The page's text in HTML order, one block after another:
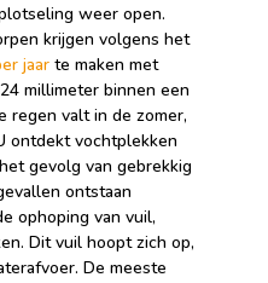
weer open.
krijgen volgens het
jaar te maken met
millimeter binnen een
regen valt in de zomer,
ontdekt vochtplekken
gevolg van gebrekkig
ontstaan
ophoping van vuil,
Dit vuil hoopt zich op,
De meeste